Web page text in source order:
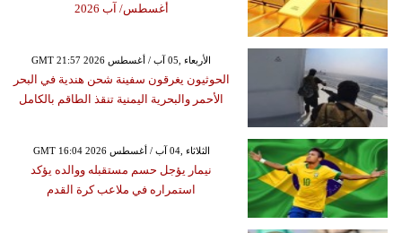
أغسطس/ آب 2026
GMT 21:57 2026 الأربعاء ,05 آب / أغسطس
الحوثيون يغرقون سفينة شحن هندية في البحر
الأحمر والبحرية اليمنية تنقذ الطاقم بالكامل
GMT 16:04 2026 الثلاثاء ,04 آب / أغسطس
نيمار يؤجل حسم مستقبله ووالده يؤكد
استمراره في ملاعب كرة القدم